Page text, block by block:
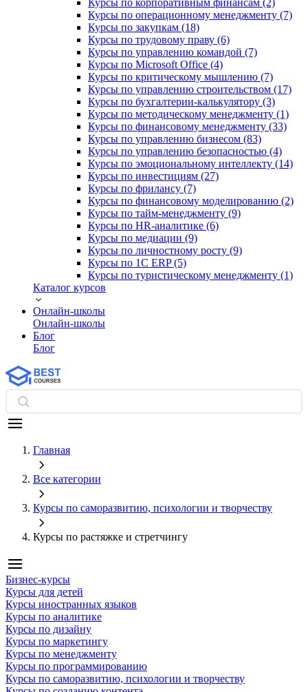
Курсы по корпоративным финансам (2)
Курсы по операционному менеджменту (7)
Курсы по закупкам (18)
Курсы по трудовому праву (6)
Курсы по управлению командой (7)
Курсы по Microsoft Office (4)
Курсы по критическому мышлению (7)
Курсы по управлению строительством (17)
Курсы по бухгалтерии-калькулятору (3)
Курсы по методическому менеджменту (1)
Курсы по финансовому менеджменту (33)
Курсы по управлению бизнесом (83)
Курсы по управлению безопасностью (4)
Курсы по эмоциональному интеллекту (14)
Курсы по инвестициям (27)
Курсы по фрилансу (7)
Курсы по финансовому моделированию (2)
Курсы по тайм-менеджменту (9)
Курсы по HR-аналитике (6)
Курсы по медиации (9)
Курсы по личностному росту (9)
Курсы по 1С ERP (5)
Курсы по туристическому менеджменту (1)
Каталог курсов
Онлайн-школы
Онлайн-школы
Блог
Блог
Главная
Все категории
Курсы по саморазвитию, психологии и творчеству
Курсы по растяжке и стретчингу
Бизнес-курсы
Курсы для детей
Курсы иностранных языков
Курсы по аналитике
Курсы по дизайну
Курсы по маркетингу
Курсы по менеджменту
Курсы по программированию
Курсы по саморазвитию, психологии и творчеству